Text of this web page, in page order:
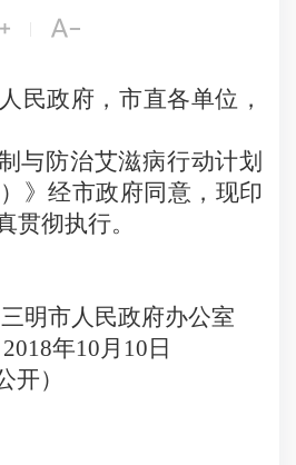

民政府，市直各单位，
与防治艾滋病行动计划
》经市政府同意，现印
贯彻执行。
三明市人民政府办公室
2018年10 月 10 日
开）